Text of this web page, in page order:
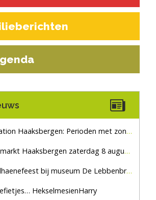
Haaksbergen: Perioden met zon en droog
Haaksbergen zaterdag 8 augustus, marktplein Haaksbergen
bij museum De Lebbenbrugge
HekselmesienHarry